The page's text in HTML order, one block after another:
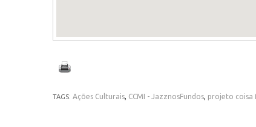
TAGS: Ações Culturais, CCMI - JazznosFundos, projeto coisa